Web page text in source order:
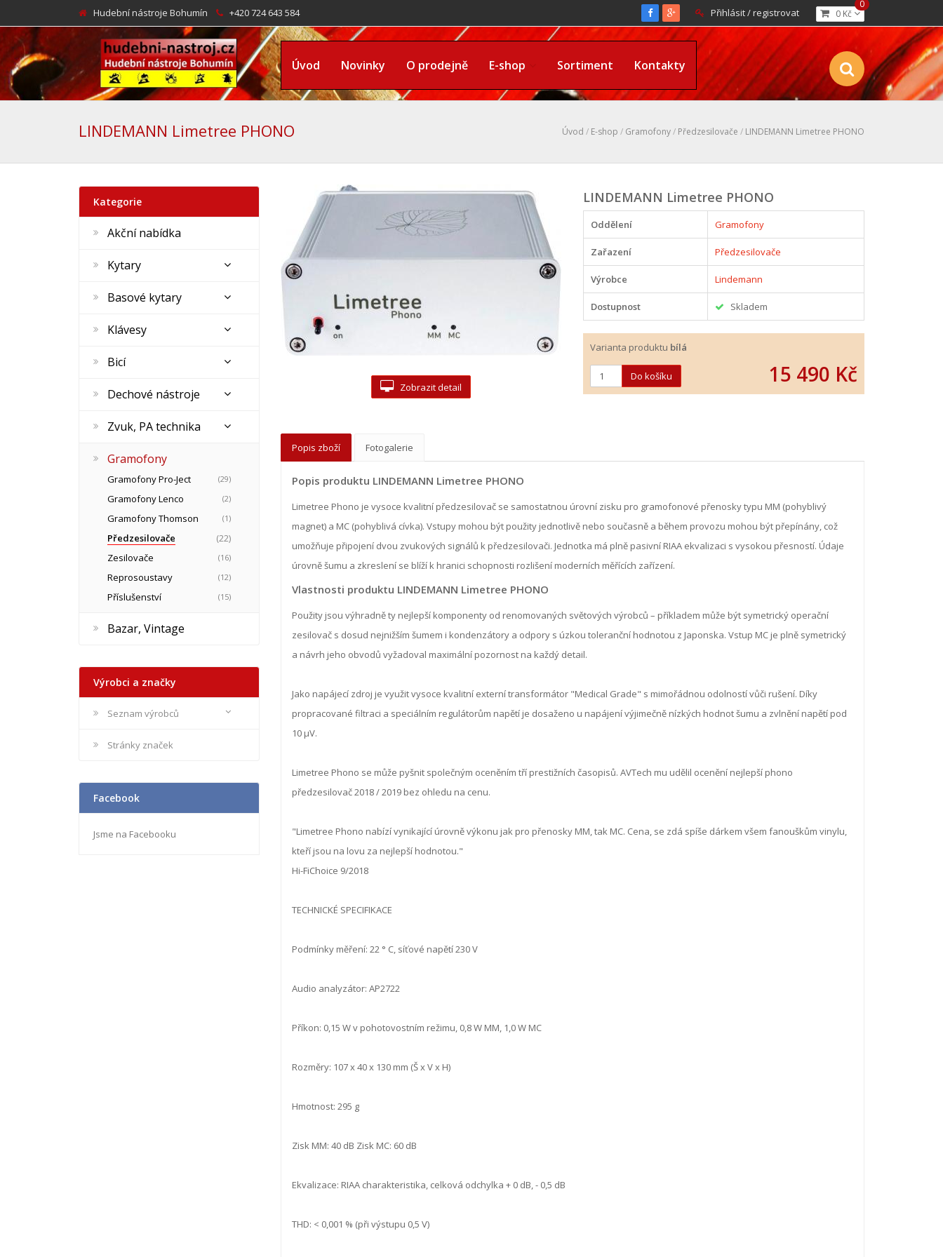
Hudební nástroje Bohumín +420 724 643 584 0 Kč
0
Přihlásit / registrovat
Úvod Novinky O prodejně E-shop Sortiment Kontakty
LINDEMANN Limetree PHONO Úvod / E-shop / Gramofony/ Předzesilovače / LINDEMANN Limetree PHONO
Zobrazit detail
LINDEMANN Limetree PHONO
Oddělení Gramofony
Zařazení Předzesilovače
Výrobce Lindemann
Dostupnost Skladem
Varianta produktu bílá
15 490 Kč
Popis zboží Fotogalerie
Popis produktu LINDEMANN Limetree PHONO
Limetree Phono je vysoce kvalitní předzesilovač se samostatnou úrovní zisku pro gramofonové přenosky typu MM (pohyblivý
magnet) a MC (pohyblivá cívka). Vstupy mohou být použity jednotlivě nebo současně a během provozu mohou být přepínány, což
umožňuje připojení dvou zvukových signálů k předzesilovači. Jednotka má plně pasivní RIAA ekvalizaci s vysokou přesností. Údaje
úrovně šumu a zkreslení se blíží k hranici schopnosti rozlišení moderních měřících zařízení.
Vlastnosti produktu LINDEMANN Limetree PHONO
Použity jsou výhradně ty nejlepší komponenty od renomovaných světových výrobců – příkladem může být symetrický operační
zesilovač s dosud nejnižším šumem i kondenzátory a odpory s úzkou toleranční hodnotou z Japonska. Vstup MC je plně symetrický
a návrh jeho obvodů vyžadoval maximální pozornost na každý detail.
Jako napájecí zdroj je využit vysoce kvalitní externí transformátor "Medical Grade" s mimořádnou odolností vůči rušení. Díky
propracované filtraci a speciálním regulátorům napětí je dosaženo u napájení výjimečně nízkých hodnot šumu a zvlnění napětí pod
10 μV.
Limetree Phono se může pyšnit společným oceněním tří prestižních časopisů. AVTech mu udělil ocenění nejlepší phono
předzesilovač 2018 / 2019 bez ohledu na cenu.
"Limetree Phono nabízí vynikající úrovně výkonu jak pro přenosky MM, tak MC. Cena, se zdá spíše dárkem všem fanouškům vinylu,
kteří jsou na lovu za nejlepší hodnotou."
Hi-FiChoice 9/2018
TECHNICKÉ SPECIFIKACE
Podmínky měření: 22 ° C, síťové napětí 230 V
Audio analyzátor: AP2722
Příkon: 0,15 W v pohotovostním režimu, 0,8 W MM, 1,0 W MC
Rozměry: 107 x 40 x 130 mm (Š x V x H)
Hmotnost: 295 g
Zisk MM: 40 dB Zisk MC: 60 dB
Ekvalizace: RIAA charakteristika, celková odchylka + 0 dB, - 0,5 dB
THD: < 0,001 % (při výstupu 0,5 V)
Kategorie
Akční nabídka
Kytary
Basové kytary
Klávesy
Bicí
Dechové nástroje
Zvuk, PA technika
Gramofony
Gramofony Pro-Ject (29)
Gramofony Lenco (2)
Gramofony Thomson (1)
Předzesilovače
(22)
Zesilovače
(16)
Reprosoustavy (12)
Příslušenství (15)
Bazar, Vintage
Výrobci a značky
Seznam výrobců
Stránky značek
Facebook
Jsme na Facebooku